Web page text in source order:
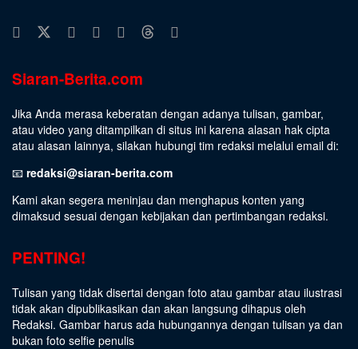
Siaran-Berita.com
Jika Anda merasa keberatan dengan adanya tulisan, gambar,
atau video yang ditampilkan di situs ini karena alasan hak cipta
atau alasan lainnya, silakan hubungi tim redaksi melalui email di:
📧 redaksi@siaran-berita.com
Kami akan segera meninjau dan menghapus konten yang
dimaksud sesuai dengan kebijakan dan pertimbangan redaksi.
PENTING!
Tulisan yang tidak disertai dengan foto atau gambar atau ilustrasi
tidak akan dipublikasikan dan akan langsung dihapus oleh
Redaksi. Gambar harus ada hubungannya dengan tulisan ya dan
bukan foto selfie penulis